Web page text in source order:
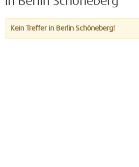
Kein Treffer in Berlin Schöneberg!